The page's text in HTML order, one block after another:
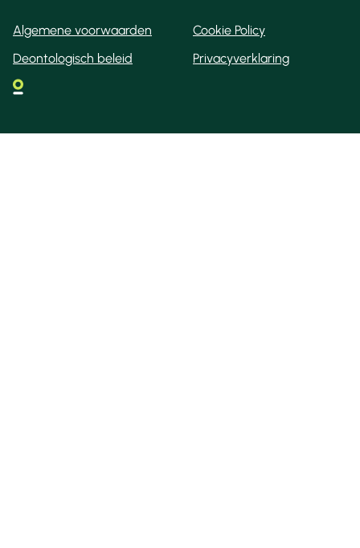
Algemene voorwaarden
Cookie Policy
Deontologisch beleid
Privacyverklaring